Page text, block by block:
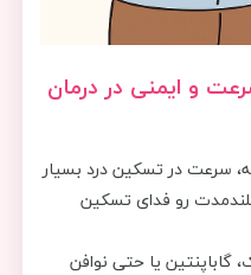
و ایمنی در درمان
سرعت در تسکین درد بسیار
رو فدای تسکین
گاباپنتین یا حتی نوافن